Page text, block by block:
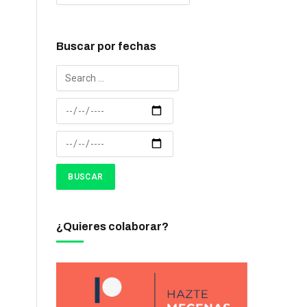
Buscar por fechas
¿Quieres colaborar?